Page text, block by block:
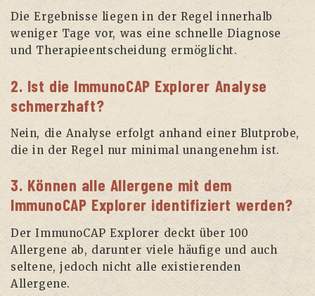
Die Ergebnisse liegen in der Regel innerhalb
weniger Tage vor, was eine schnelle Diagnose
und Therapieentscheidung ermöglicht.
2. Ist die ImmunoCAP Explorer Analyse
schmerzhaft?
Nein, die Analyse erfolgt anhand einer Blutprobe,
die in der Regel nur minimal unangenehm ist.
3. Können alle Allergene mit dem
ImmunoCAP Explorer identifiziert werden?
Der ImmunoCAP Explorer deckt über 100
Allergene ab, darunter viele häufige und auch
seltene, jedoch nicht alle existierenden
Allergene.